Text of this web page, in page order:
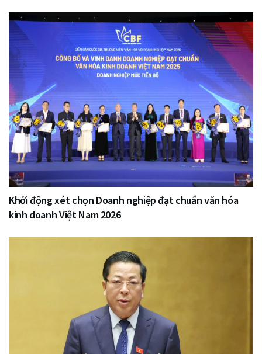
Khởi động xét chọn Doanh nghiệp đạt chuẩn văn hóa
kinh doanh Việt Nam 2026